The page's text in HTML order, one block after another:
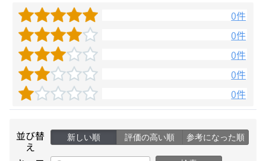
0件
0件
0件
0件
0件
並び替
え
新しい順 評価の高い順 参考になった順